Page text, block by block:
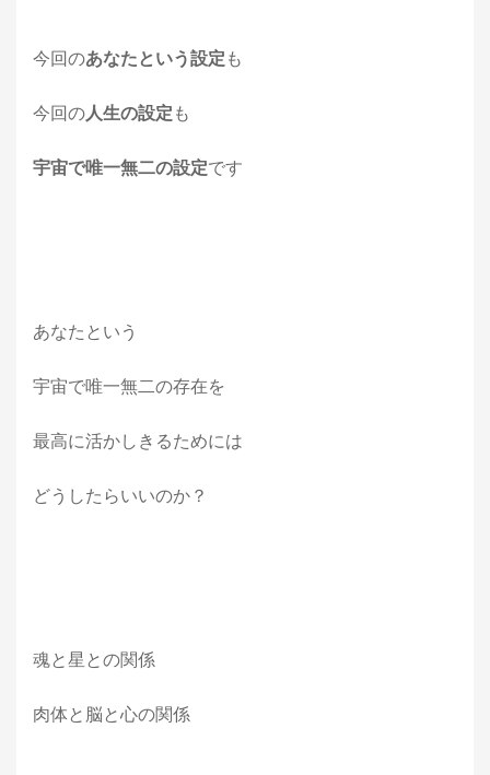
今回のあなたという設定 も
今回の人生の設定 も
宇宙で唯一無二の設定です
あなたという
宇宙で唯一無二の存在を
最高に活かしきるためには
どうしたらいいのか？
魂と星との関係
肉体と脳と心の関係